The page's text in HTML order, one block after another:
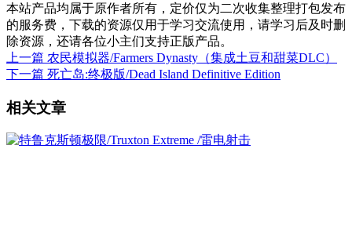
本站产品均属于原作者所有，定价仅为二次收集整理打包发布
的服务费，下载的资源仅用于学习交流使用，请学习后及时删
除资源，还请各位小主们支持正版产品。
上一篇 农民模拟器/Farmers Dynasty（集成土豆和甜菜DLC）
下一篇 死亡岛:终极版/Dead Island Definitive Edition
相关文章